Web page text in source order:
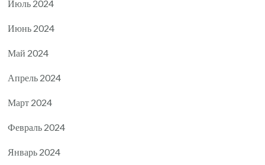
Июль 2024
Июнь 2024
Май 2024
Апрель 2024
Март 2024
Февраль 2024
Январь 2024